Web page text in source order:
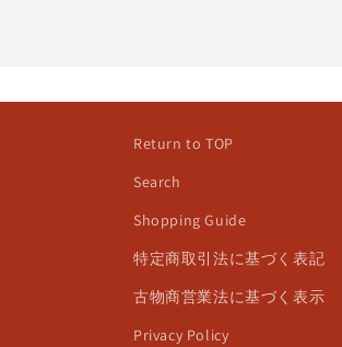
Return to TOP
Search
Shopping Guide
特定商取引法に基づく表記
古物商営業法に基づく表示
Privacy Policy